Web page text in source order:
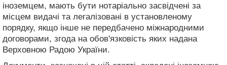
іноземцем, мають бути нотаріально засвідчені за
місцем видачі та легалізовані в установленому
порядку, якщо інше не передбачено міжнародними
договорами, згода на обов'язковість яких надана
Верховною Радою України.